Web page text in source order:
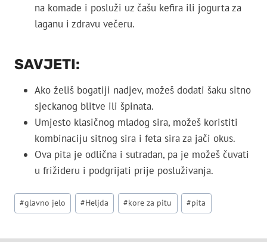
na komade i posluži uz čašu kefira ili jogurta za
laganu i zdravu večeru.
SAVJETI:
Ako želiš bogatiji nadjev, možeš dodati šaku sitno
sjeckanog blitve ili špinata.
Umjesto klasičnog mladog sira, možeš koristiti
kombinaciju sitnog sira i feta sira za jači okus.
Ova pita je odlična i sutradan, pa je možeš čuvati
u frižideru i podgrijati prije posluživanja.
Post
Tags:
#glavno jelo #Heljda #kore za pitu #pita